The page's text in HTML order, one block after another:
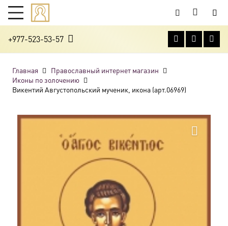
+977-523-53-57
Главная
Православный интернет магазин
Иконы по золочению
Викентий Августопольский мученик, икона (арт.06969)